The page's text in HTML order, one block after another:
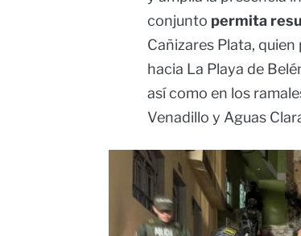
conjunto permita
Cañizares Plata,
hacia La Playa de
así como en los
Venadillo y Aguas